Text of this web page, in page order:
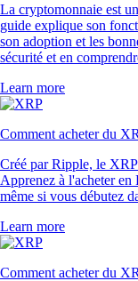
La cryptomonnaie est
guide explique son
son adoption et les
sécurité et en
Learn more
Comment acheter du
Créé par Ripple, le
Apprenez à l'acheter en
même si vous débutez
Learn more
Comment acheter du